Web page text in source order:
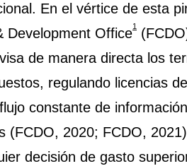
En el vértice de esta
Development Office1
de manera directa los
regulando licencias
constante de
(FCDO, 2020; FCDO,
decisión de gasto